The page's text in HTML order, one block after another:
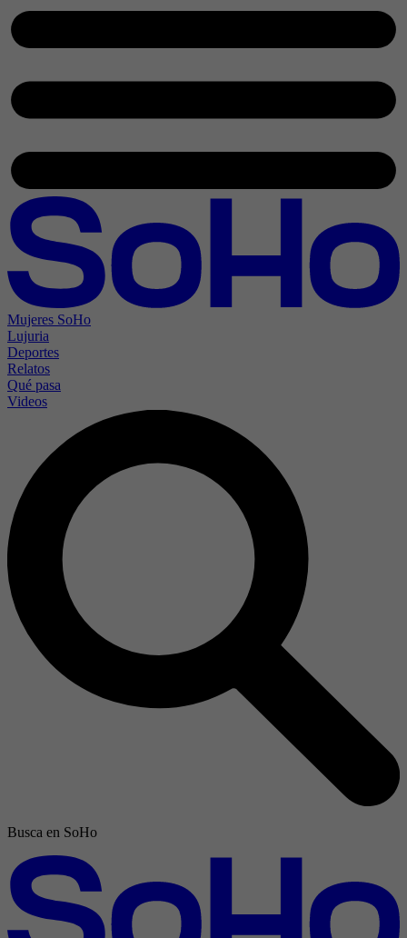
Mujeres SoHo
Lujuria
Deportes
Relatos
Qué pasa
Videos
Busca en SoHo